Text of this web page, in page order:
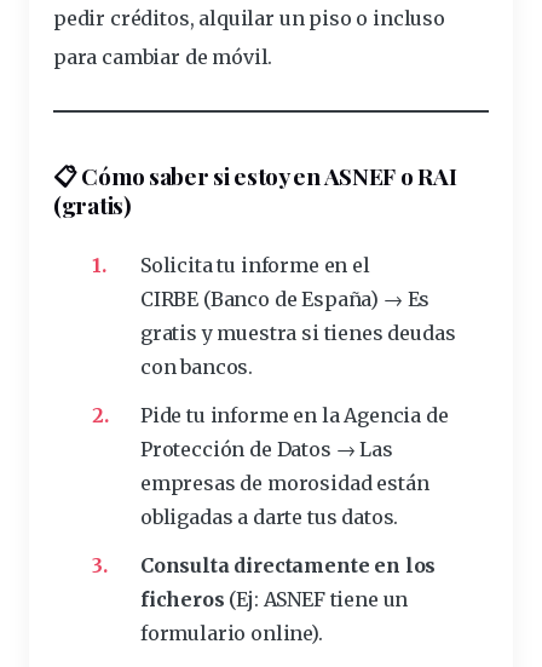
pedir créditos, alquilar un piso o incluso
para cambiar de móvil.
📋Cómo saber si estoy en ASNEF o RAI
(gratis)
Solicita tu informe en el
CIRBE (Banco de España) → Es
gratis y muestra si tienes deudas
con bancos.
Pide tu informe en la Agencia de
Protección de Datos → Las
empresas de morosidad están
obligadas a darte tus datos.
Consulta directamente en los
ficheros (Ej: ASNEF tiene un
formulario online).